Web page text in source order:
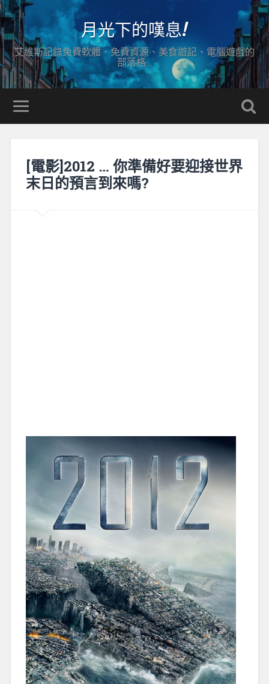
月光下的嘆息!
艾維斯記錄免費軟體、免費資源、美食遊記、電腦遊戲的
部落格…
[電影]2012 … 你準備好要迎接世界
末日的預言到來嗎?